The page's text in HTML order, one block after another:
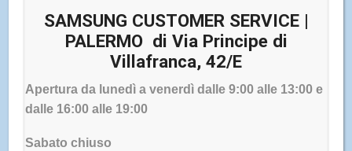
Servizio di Raccolta e Spedizione al Centro Nazionale
Servizio disponibile a: Palermo | Catania
SAMSUNG CUSTOMER SERVICE |
PALERMO di Via Principe di
Villafranca, 42/E
Apertura da lunedì a venerdì dalle 9:00 alle 13:00 e
dalle 16:00 alle 19:00
Sabato chiuso